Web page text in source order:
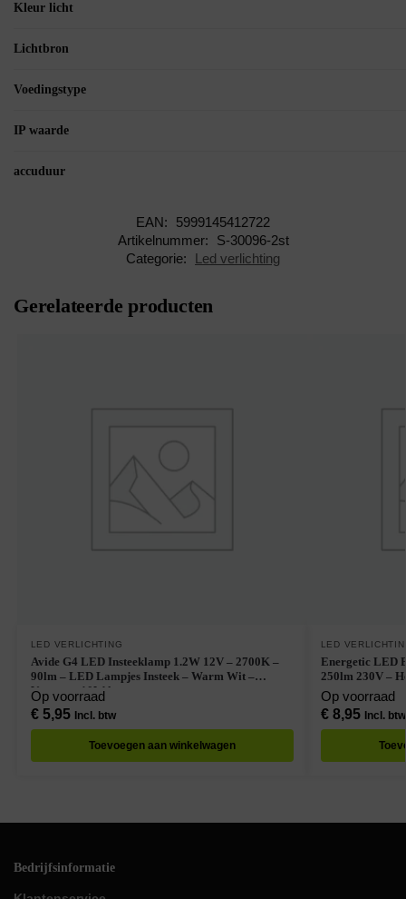
Kleur licht
Lichtbron
Voedingstype
IP waarde
accuduur
EAN:
5999145412722
Artikelnummer:
S-30096-2st
Categorie:
Led verlichting
Gerelateerde producten
LED VERLICHTING
Avide G4 LED Insteeklamp 1.2W 12V – 2700K –
90lm – LED Lampjes Insteek – Warm Wit –
Vervangt 10W lamp
Op voorraad
€5,95 Incl. btw
Toevoegen aan winkelwagen
LED
Energetic LED
250lm 230V –
Op voorraad
€8,95 Incl. btw
Bedrijfsinformatie